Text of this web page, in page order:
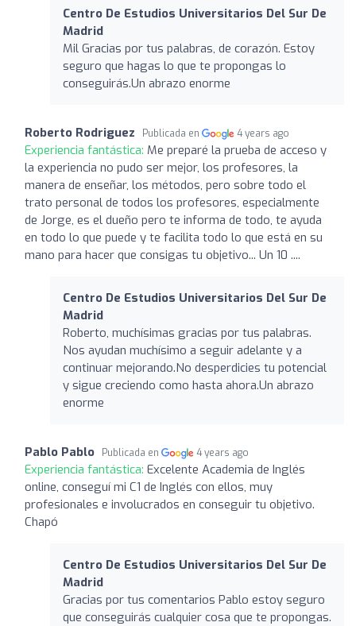
Centro De Estudios Universitarios Del Sur De
Madrid
Mil Gracias por tus palabras, de corazón. Estoy
seguro que hagas lo que te propongas lo
conseguirás.Un abrazo enorme
Roberto Rodriguez Publicada en 4 years ago
Experiencia fantástica: Me preparé la prueba de acceso y
la experiencia no pudo ser mejor, los profesores, la
manera de enseñar, los métodos, pero sobre todo el
trato personal de todos los profesores, especialmente
de Jorge, es el dueño pero te informa de todo, te ayuda
en todo lo que puede y te facilita todo lo que está en su
mano para hacer que consigas tu objetivo... Un 10 ....
Centro De Estudios Universitarios Del Sur De
Madrid
Roberto, muchísimas gracias por tus palabras.
Nos ayudan muchísimo a seguir adelante y a
continuar mejorando.No desperdicies tu potencial
y sigue creciendo como hasta ahora.Un abrazo
enorme
Pablo Pablo Publicada en 4 years ago
Experiencia fantástica: Excelente Academia de Inglés
online, conseguí mi C1 de Inglés con ellos, muy
profesionales e involucrados en conseguir tu objetivo.
Chapó
Centro De Estudios Universitarios Del Sur De
Madrid
Gracias por tus comentarios Pablo estoy seguro
que conseguirás cualquier cosa que te propongas.